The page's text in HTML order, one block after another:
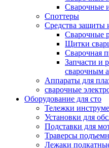
Сварочные
Споттеры
Средства защиты
Сварочные
Щитки
Сварочная
Запчасти и
сварочным
Аппараты для
сварочные
Оборудование для сто
Тележки
Установки для
Подставки для
Траверсы
Лежаки